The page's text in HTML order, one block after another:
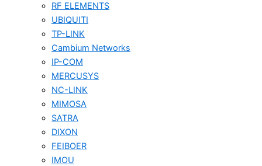
RF ELEMENTS
UBIQUITI
TP-LINK
Cambium Networks
IP-COM
MERCUSYS
NC-LINK
MIMOSA
SATRA
DIXON
FEIBOER
IMOU